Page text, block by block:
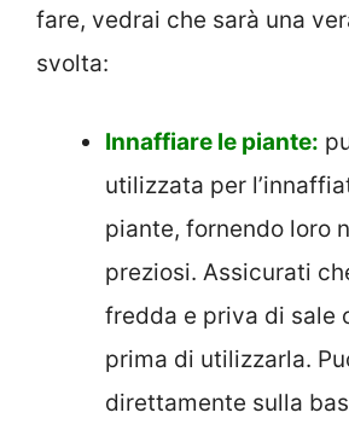
fare, vedrai che sarà una
svolta:
Innaffiare le piante:
utilizzata per
piante, fornendo loro
preziosi. Assicurati
fredda e priva di sale
prima di utilizzarla.
direttamente sulla